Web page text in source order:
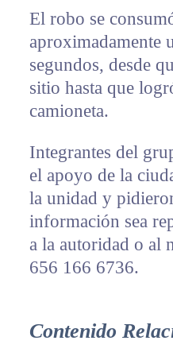
El robo se
aproximadamente
segundos, desde
sitio hasta que
camioneta.
Integrantes del
el apoyo de la
la unidad y
información sea
a la autoridad o al
656 166 6736.
Contenido